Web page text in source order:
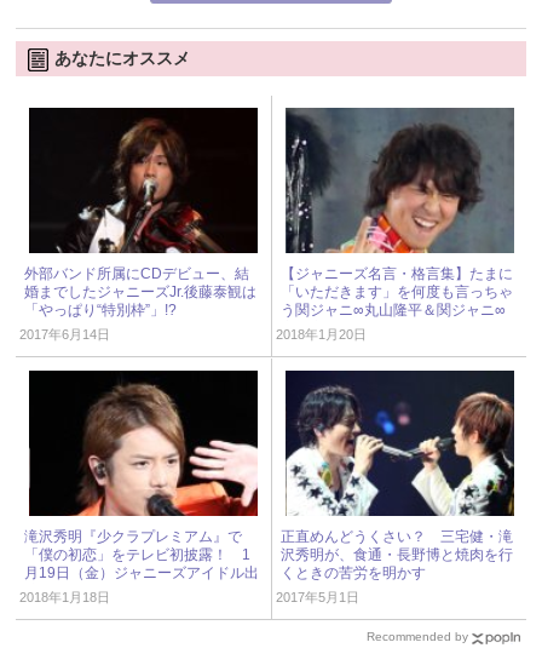
あなたにオススメ
外部バンド所属にCDデビュー、結
婚までしたジャニーズJr.後藤泰観は
「やっぱり“特別枠”」!?
2017年6月14日
【ジャニーズ名言・格言集】たまに
「いただきます」を何度も言っちゃ
う関ジャニ∞丸山隆平＆関ジャニ∞
安田章大が語るライブ中のコミュニ
ケーション
2018年1月20日
滝沢秀明『少クラプレミアム』で
「僕の初恋」をテレビ初披露！ 1
月19日（金）ジャニーズアイドル出
演情報
2018年1月18日
正直めんどうくさい？ 三宅健・滝
沢秀明が、食通・長野博と焼肉を行
くときの苦労を明かす
2017年5月1日
Recommended by